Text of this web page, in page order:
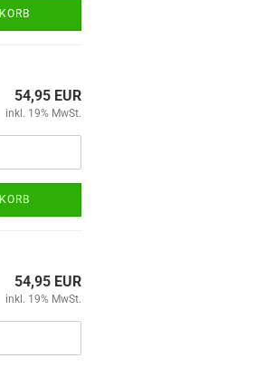
54,95 EUR
inkl. 19% MwSt.
54,95 EUR
inkl. 19% MwSt.